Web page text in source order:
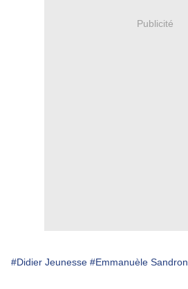
Publicité
#Didier Jeunesse #Emmanuèle Sandron